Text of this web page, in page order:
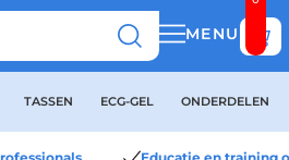
MENU
TASSEN ECG-GEL ONDERDELEN